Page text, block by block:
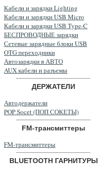
Кабели и зарядки Lighting
Кабели и зарядки USB Micro
Кабели и зарядки USB Type-C
БЕСПРОВОДНЫЕ зарядки
Сетевые зарядные блоки USB
OTG переходники
Автозарядки в АВТО
AUX кабели и разъемы
ДЕРЖАТЕЛИ
Автодержатели
POP Socet (ПОП СОКЕТЫ)
FM-трансмиттеры
FM-трансмиттеры
BLUETOOTH ГАРНИТУРЫ